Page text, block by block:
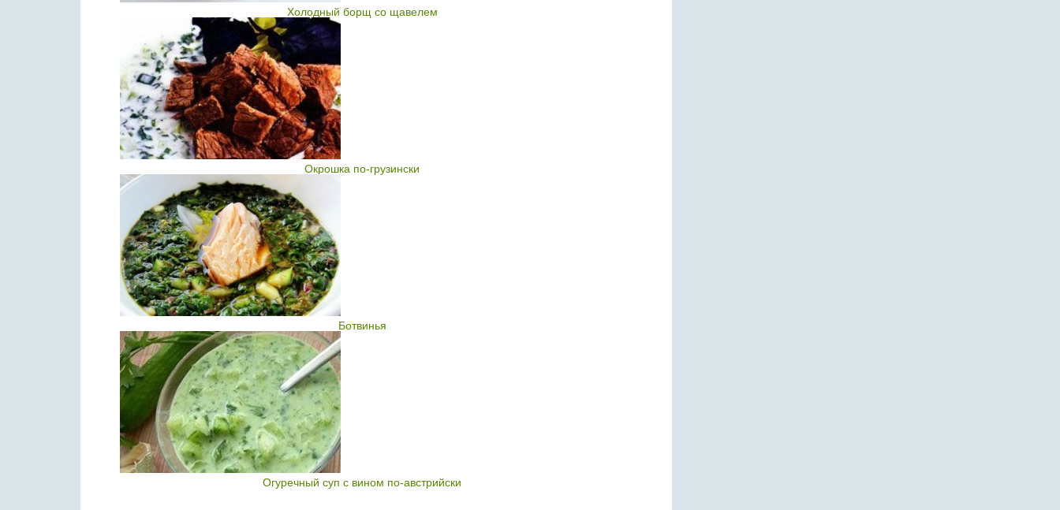
Холодный борщ со щавелем
Окрошка по-грузински
Ботвинья
Огуречный суп с вином по-австрийски